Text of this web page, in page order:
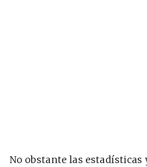
No obstante las estadísticas